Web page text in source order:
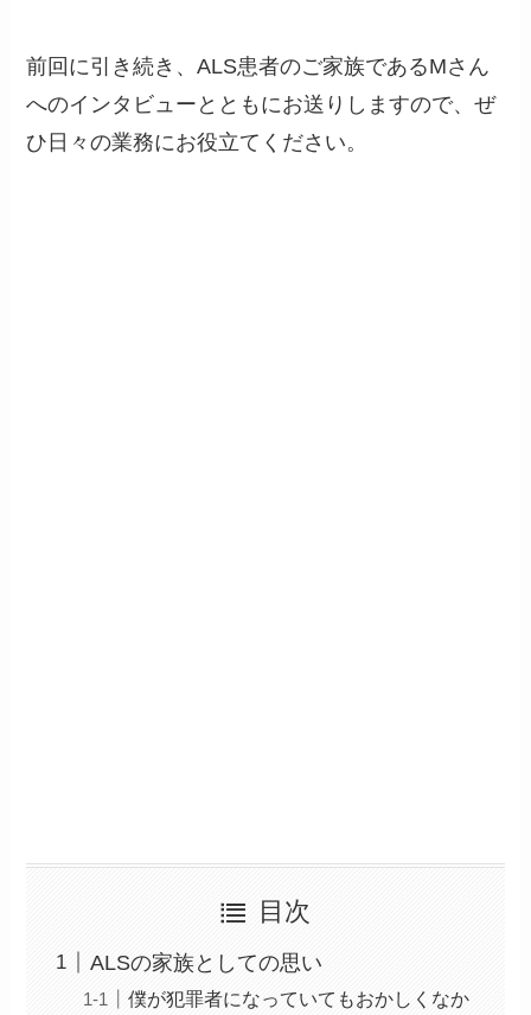
前回に引き続き、ALS患者のご家族であるMさん
へのインタビューとともにお送りしますので、ぜ
ひ日々の業務にお役立てください。
目次
ALSの家族としての思い
僕が犯罪者になっていてもおかしくなか